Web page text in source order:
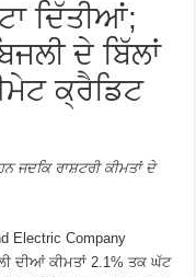
ਦਿੱਤੀਆਂ;
ਦੇ ਬਿੱਲਾਂ
ਕ੍ਰੈਡਿਟ
ਜਦਕਿ ਰਾਸ਼ਟਰੀ ਕੀਮਤਾਂ ਦੇ
Electric Company
ਦੀਆਂ ਕੀਮਤਾਂ 2.1% ਤਕ ਘੱਟ